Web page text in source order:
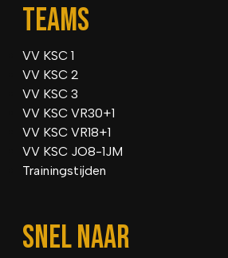
TEAMS
VV KSC 1
VV KSC 2
VV KSC 3
VV KSC VR30+1
VV KSC VR18+1
VV KSC JO8-1JM
Trainingstijden
SNEL NAAR